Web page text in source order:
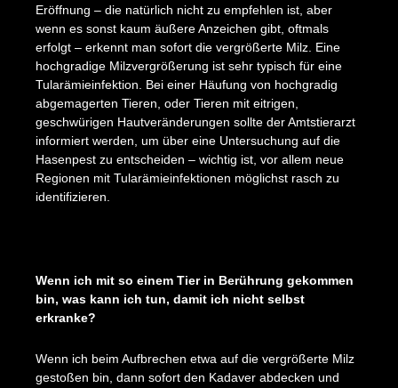
Eröffnung – die natürlich nicht zu empfehlen ist, aber
wenn es sonst kaum äußere Anzeichen gibt, oftmals
erfolgt – erkennt man sofort die vergrößerte Milz. Eine
hochgradige Milzvergrößerung ist sehr typisch für eine
Tularämieinfektion. Bei einer Häufung von hochgradig
abgemagerten Tieren, oder Tieren mit eitrigen,
geschwürigen Hautveränderungen sollte der Amtstierarzt
informiert werden, um über eine Untersuchung auf die
Hasenpest zu entscheiden – wichtig ist, vor allem neue
Regionen mit Tularämieinfektionen möglichst rasch zu
identifizieren.
Wenn ich mit so einem Tier in Berührung gekommen
bin, was kann ich tun, damit ich nicht selbst
erkranke?
Wenn ich beim Aufbrechen etwa auf die vergrößerte Milz
gestoßen bin, dann sofort den Kadaver abdecken und